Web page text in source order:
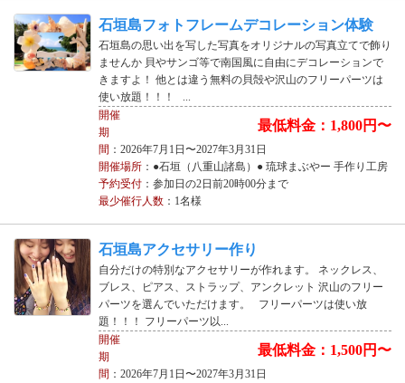
石垣島フォトフレームデコレーション体験
石垣島の思い出を写した写真をオリジナルの写真立てで飾り
ませんか 貝やサンゴ等で南国風に自由にデコレーションで
きますよ！ 他とは違う無料の貝殻や沢山のフリーパーツは
使い放題！！！ ...
最低料金：1,800円〜
開催
期
間 ：2026年7月1日〜2027年3月31日
開催場所：●石垣（八重山諸島）● 琉球まぶやー 手作り工房
予約受付：参加日の2日前20時00分まで
最少催行人数：1名様
石垣島アクセサリー作り
自分だけの特別なアクセサリーが作れます。 ネックレス、
ブレス、ピアス、ストラップ、アンクレット 沢山のフリー
パーツを選んでいただけます。 フリーパーツは使い放
題！！！ フリーパーツ以...
最低料金：1,500円〜
開催
期
間 ：2026年7月1日〜2027年3月31日